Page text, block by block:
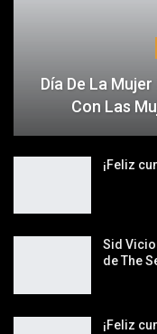
Día De La
Con Las
¡Feliz
Sid
de The
¡Feliz